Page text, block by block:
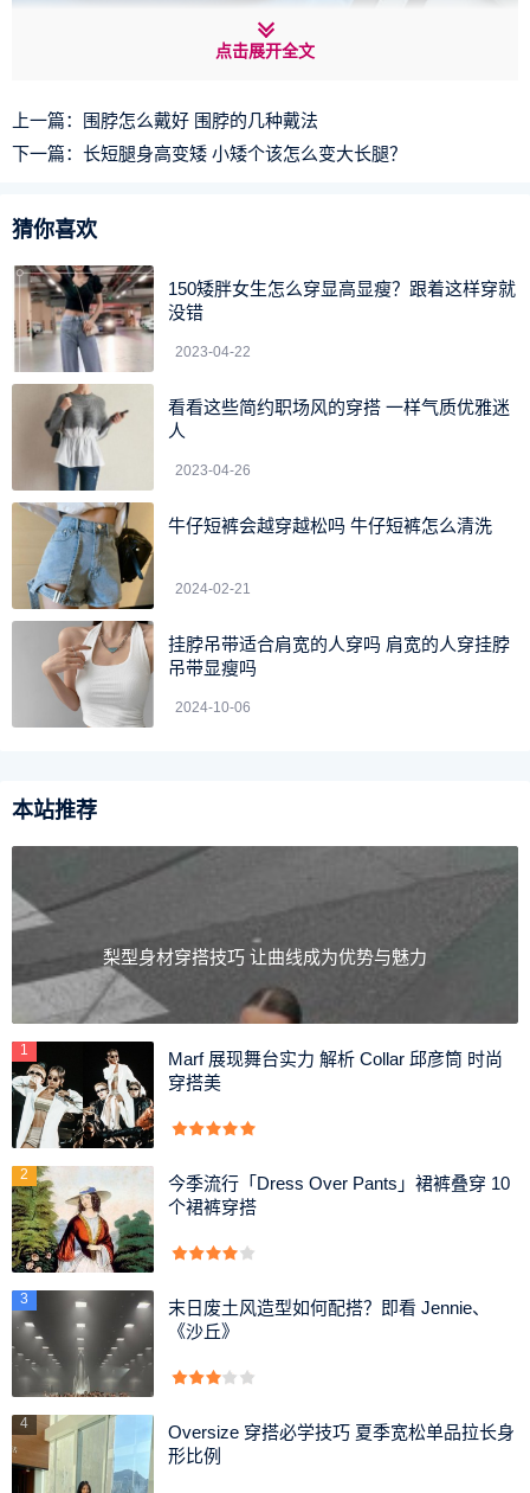
颈纹的造成是因为表皮细胞衰老造成的，表皮细胞的衰老
造成的，所以我们不仅要注重面部补水，更要注重脖子的补
水。平时各位（X-J）姐在敷面膜时可以选择将面膜中多余
会造成精华的浪费，也能够及时补充脖子流失的水分。然后
皱提拉效果的护肤品最佳哦。
2.防晒
防晒这个课题，不止女邦网小编就连很多明星都多次提到
重要性了。众所周知紫外线我们看不到但是它对皮肤的伤害
是非常强烈的，所以我们一定要在平时做好皮肤护理的同时
紫外线的照射会让脖子的水分流失，只有在做好防晒的同时
才能够在后续的颈部护理中取得最大的效果。如果长期只涂
抹脸部而忽略脖子的话就会造成色差，不仅不好看，而且也
是很难再弥补的。
3.常做颈部运动
点击展开全文
上一篇：
围脖怎么戴好 围脖的几种戴法
下一篇： 长短腿身高变矮 小矮个该怎么变大长腿？
猜你喜欢
150矮胖女生怎么穿显高显瘦？跟着这样穿就
没错
2023-04-22
看看这些简约职场风的穿搭 一样气质优雅迷
人
2023-04-26
牛仔短裤会越穿越松吗 牛仔短裤怎么清洗
2024-02-21
挂脖吊带适合肩宽的人穿吗 肩宽的人穿挂脖
吊带显瘦吗
2024-10-06
本站推荐
梨型身材穿搭技巧 让曲线成为优势与魅力
1
Marf 展现舞台实力 解析 Collar 邱彦筒 时尚
穿搭美
2
今季流行「Dress Over Pants」裙裤叠穿 10
个裙裤穿搭
3
末日废土风造型如何配搭？即看 Jennie、
《沙丘》
4
Oversize 穿搭必学技巧 夏季宽松单品拉长身
形比例